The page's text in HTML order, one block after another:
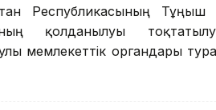
Республикасының
қолданылуы
мемлекеттік органдары